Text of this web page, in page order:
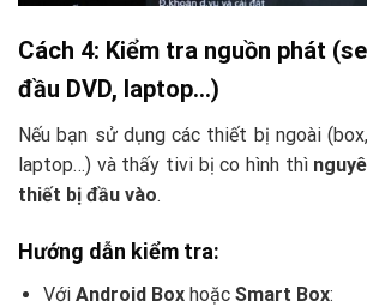
Cách 4: Kiểm tra nguồn phát
đầu DVD, laptop…)
Nếu bạn sử dụng các thiết bị ngoài
laptop…) và thấy tivi bị co hình thì
thiết bị đầu vào.
Hướng dẫn kiểm tra:
Với Android Boxhoặc Smart Box: